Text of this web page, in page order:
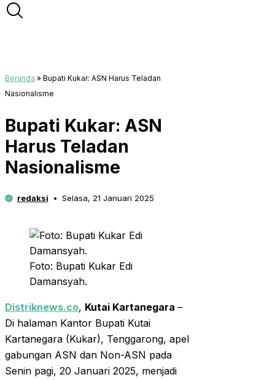
Beranda » Bupati Kukar: ASN Harus Teladan
Nasionalisme
Bupati Kukar: ASN
Harus Teladan
Nasionalisme
redaksi Selasa, 21 Januari 2025
Foto: Bupati Kukar Edi
Damansyah.
Distriknews.co, Kutai Kartanegara –
Di halaman Kantor Bupati Kutai
Kartanegara (Kukar), Tenggarong, apel
gabungan ASN dan Non-ASN pada
Senin pagi, 20 Januari 2025, menjadi